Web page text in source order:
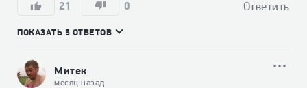
21 0 Ответить
ПОКАЗАТЬ 5 ОТВЕТОВ
Митек
месяц назад